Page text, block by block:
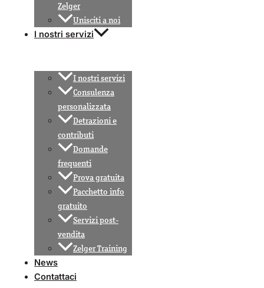
Zelger
Unisciti a noi
I nostri servizi
I nostri servizi
Consulenza
personalizzata
Detrazioni e
contributi
Domande
frequenti
Prova gratuita
Pacchetto info
gratuito
Servizi post-
vendita
Zelger Training
News
Contattaci